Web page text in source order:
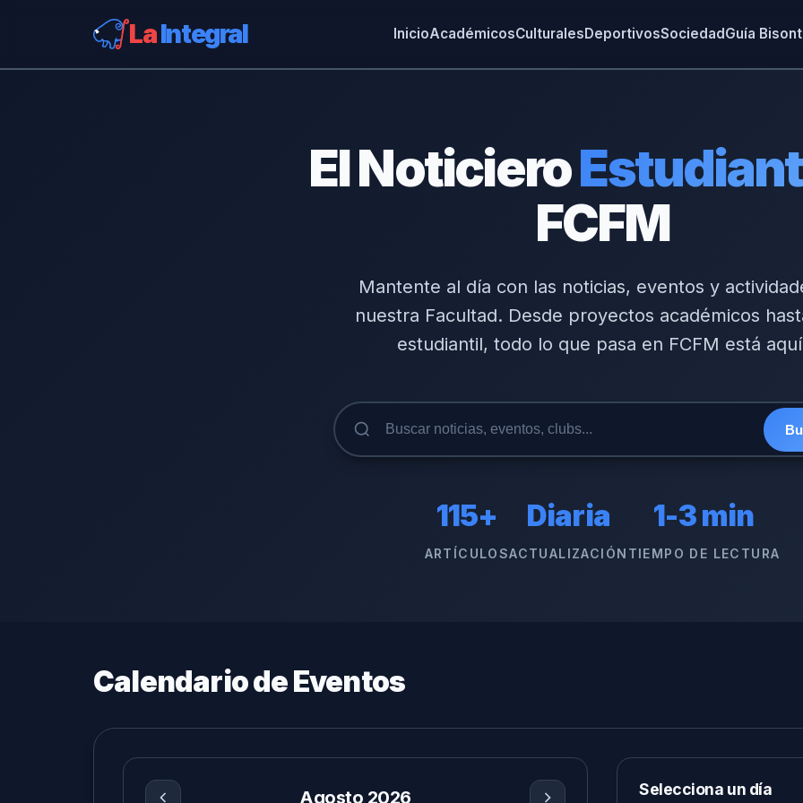
LaIntegral InicioAcadémicosCulturalesDeportivosSociedadGuía
El Noticiero
FCFM
Mantente al día con las noticias, eventos y
nuestra Facultad. Desde proyectos académicos
estudiantil, todo lo que pasa en FCFM está
115+
ARTÍCULOS
Diaria
ACTUALIZACIÓN
1-3 min
TIEMPO DE LECTURA
Calendario de Eventos
Agosto 2026 Selecciona un día